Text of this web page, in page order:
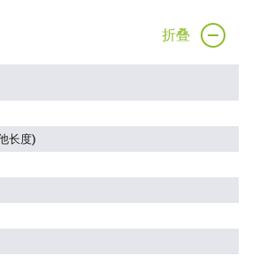
折叠
长度)